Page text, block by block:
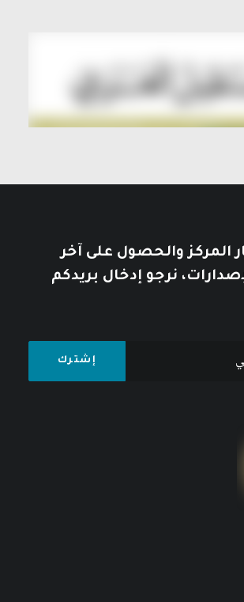
المركز والحصول على آخر
نرجو إدخال بريدكم